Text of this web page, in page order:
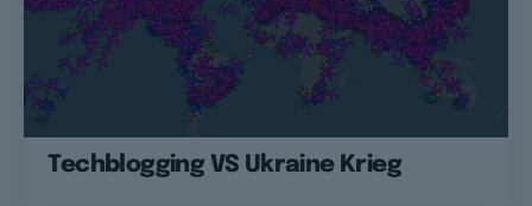
Techblogging VS Ukraine Krieg